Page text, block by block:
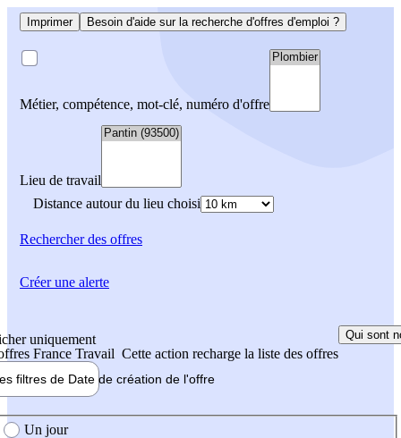
Imprimer Besoin d'aide sur la recherche d'offres d'emploi ?
Métier, compétence, mot-clé, numéro d'offre
Lieu de travail
Distance autour du lieu choisi
Rechercherdes offres
uniquement
France Travail Cette action recharge la liste des offres
Qui sont
filtres de Date de création de l'offre
création de l'offre
Un jour
Créer une alerte